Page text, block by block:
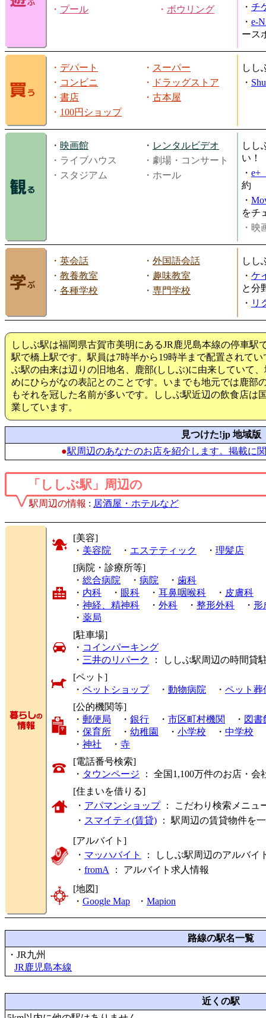
・ プール ・ ボウリング
・ チ
・ e-
ース
・ デパート ・ スーパー
・ コンビニ ・
ドラッグストア
・ 書店 ・ 古本屋
・ 100円ショップ
しし
・
・ 映画館 ・ レンタルビデオ
・ライブハウス
・劇場・コンサート
・スタジアム
・ホール
しし
い！
・ e+
約
・
をチ
・映
・ 英会話 ・ 外国語会話
・ 教養教室 ・ 趣味教室
・ 各種学校 ・ 専門学校
しし
・ ケ
と分
・ リ
ししぶ駅は福岡県古賀市美明にあるJR鹿児島本線の停車駅
駅で橋上駅です。駅員は7時半から19時半まで配置されて
ぶ駅の由来は辺りの旧地名、鹿部(ししぶ)に由来していて
めにひらがなの表記とのことです。いまでも地元では鹿部
もそれを冠した名前が多いです。ししぶ駅近辺の飲食店は
業しています。
見つけた!jp 地域版
●駅周辺のあなたのお店を紹介します。掲載に
「ししぶ駅」周辺の
駅周辺の情報 : 居酒屋・ホテルなど
[美容]
・ 美容院 ・ エステティック ・ 理髪店
[病院・診療所等]
・ 総合病院 ・ 病院 ・ 歯科
・ 内科 ・ 眼科 ・ 耳鼻咽喉科 ・ 皮膚科
・ 神経、精神科 ・ 外科 ・ 整形外科 ・ 形
・ 薬局
[駐車場]
・ コインパーキング
・ 三井のリパーク
： ししぶ駅周辺の時間貸
[ペット]
・ ペットショップ・ 動物病院 ・ ペット葬
[公的機関等]
・ 郵便局 ・ 銀行 ・ 市区町村機関 ・ 図書
・ 保育所 ・ 幼稚園 ・ 小学校 ・ 中学校
・ 神社 ・ 寺
[電話番号検索]
・ タウンページ ： 全国1,100万件のお店・
[住まいを借りる]
・ アパマンショップ： こだわり検索メニュ
・ スマイティ(賃貸) ： 駅周辺の賃貸物件を
[アルバイト]
・ マッハバイト
： ししぶ駅周辺のアルバイ
・ fromA ： アルバイト求人情報
[地図]
・ Google Map ・ Mapion
路線の駅名一覧
・JR九州
JR鹿児島本線
近くの駅